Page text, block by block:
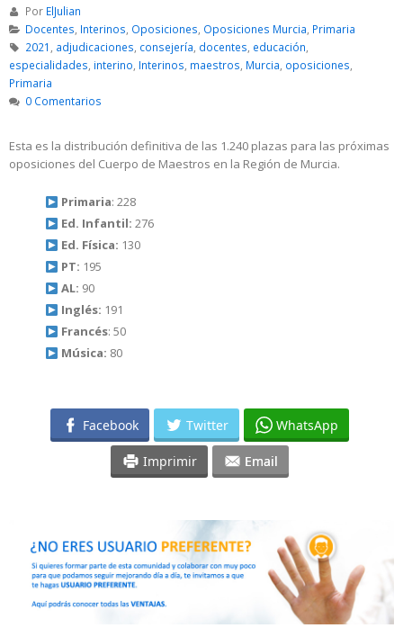
Por ElJulian
Docentes Interinos Oposiciones Oposiciones Murcia Primaria
2021 , adjudicaciones, consejería, docentes, educación,
especialidades, interino, Interinos, maestros, Murcia, oposiciones,
Primaria
0 Comentarios
Esta es la distribución definitiva de las 1.240 plazas para las próximas
oposiciones del Cuerpo de Maestros en la Región de Murcia.
Primaria: 228
Ed. Infantil: 276
Ed. Física: 130
PT: 195
AL: 90
Inglés: 191
Francés: 50
Música: 80
Facebook Twitter WhatsApp
Imprimir Email